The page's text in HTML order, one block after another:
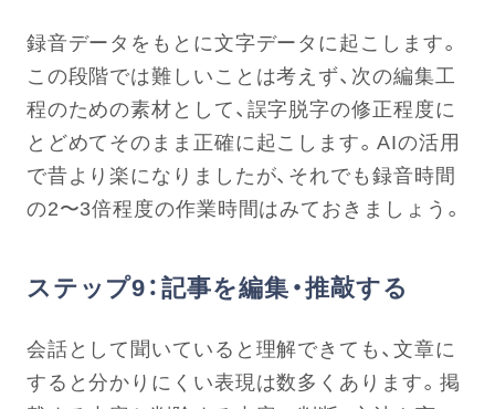
録音データをもとに文字データに起こします。
この段階では難しいことは考えず、次の編集工
程のための素材として、誤字脱字の修正程度に
とどめてそのまま正確に起こします。AIの活用
で昔より楽になりましたが、それでも録音時間
の2〜3倍程度の作業時間はみておきましょう。
ステップ9：記事を編集・推敲する
会話として聞いていると理解できても、文章に
すると分かりにくい表現は数多くあります。掲